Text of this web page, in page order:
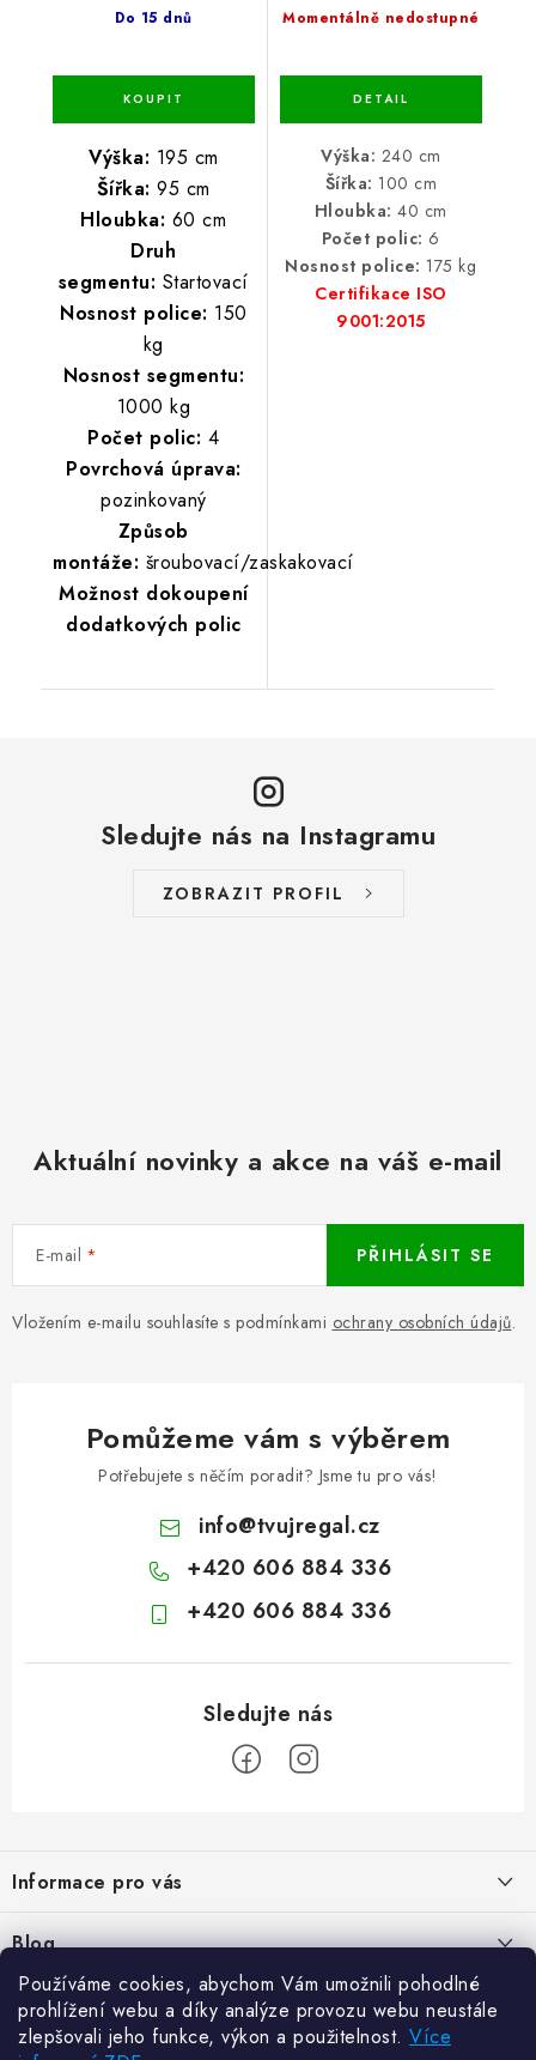
Používáme cookies, abychom Vám umožnili pohodlné
prohlížení webu a díky analýze provozu webu neustále
zlepšovali jeho funkce, výkon a použitelnost. Více
Do 15 dnů
Výška: 195 cm
Šířka: 95 cm
Hloubka: 60 cm
Druh
segmentu: Startovací
Nosnost police: 150
kg
Nosnost segmentu:
1000 kg
Počet polic: 4
Povrchová úprava:
pozinkovaný
Způsob
montáže: šroubovací/zaskakovací
Možnost dokoupení
dodatkových polic
Momentálně nedostupné
Výška: 240 cm
Šířka: 100 cm
Hloubka: 40 cm
Počet polic: 6
Nosnost police: 175 kg
Certifikace ISO
9001:2015
Sledujte nás na Instagramu
ZOBRAZIT PROFIL
Aktuální novinky a akce na váš e-mail
E-mail
Vložením e-mailu souhlasíte s podmínkami ochrany osobních údajů.
PŘIHLÁSIT SE
Pomůžeme vám s výběrem
Potřebujete s něčím poradit? Jsme tu pro vás!
info@tvujregal.cz
+420 606 884 336
+420 606 884 336
p
a
t
Informace pro vás
Hodnocení obchodu
Reklamace zboží
Blog
Jak vybrat poštovní schránku?
21.5.2024
Facebook